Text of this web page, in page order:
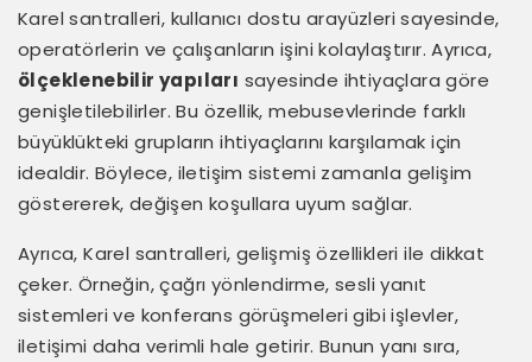
Karel santralleri, kullanıcı dostu arayüzleri sayesinde,
operatörlerin ve çalışanların işini kolaylaştırır. Ayrıca,
ölçeklenebilir yapıları sayesinde ihtiyaçlara göre
genişletilebilirler. Bu özellik, mebusevlerinde farklı
büyüklükteki grupların ihtiyaçlarını karşılamak için
idealdir. Böylece, iletişim sistemi zamanla gelişim
göstererek, değişen koşullara uyum sağlar.
Ayrıca, Karel santralleri, gelişmiş özellikleri ile dikkat
çeker. Örneğin, çağrı yönlendirme, sesli yanıt
sistemleri ve konferans görüşmeleri gibi işlevler,
iletişimi daha verimli hale getirir. Bunun yanı sıra,